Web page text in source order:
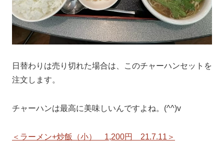
日替わりは売り切れた場合は、このチャーハンセットを
注文します。
チャーハンは最高に美味しいんですよね。(^^)v
＜ラーメン+炒飯（小） 1,200円 21.7.11＞